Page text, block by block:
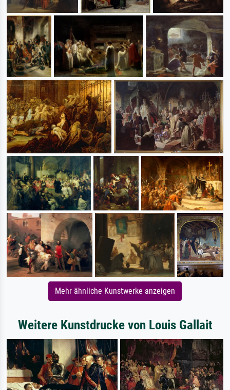
Mehr ähnliche Kunstwerke anzeigen
Weitere Kunstdrucke von Louis Gallait